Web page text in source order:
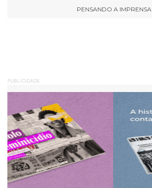
PENSANDO A IMPRENSA
PUBLICIDADE